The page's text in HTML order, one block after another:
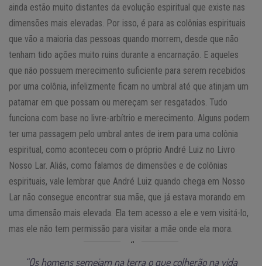
ainda estão muito distantes da evolução espiritual que existe nas
dimensões mais elevadas. Por isso, é para as colônias espirituais
que vão a maioria das pessoas quando morrem, desde que não
tenham tido ações muito ruins durante a encarnação. E aqueles
que não possuem merecimento suficiente para serem recebidos
por uma colônia, infelizmente ficam no umbral até que atinjam um
patamar em que possam ou mereçam ser resgatados. Tudo
funciona com base no livre-arbítrio e merecimento. Alguns podem
ter uma passagem pelo umbral antes de irem para uma colônia
espiritual, como aconteceu com o próprio André Luiz no Livro
Nosso Lar. Aliás, como falamos de dimensões e de colônias
espirituais, vale lembrar que André Luiz quando chega em Nosso
Lar não consegue encontrar sua mãe, que já estava morando em
uma dimensão mais elevada. Ela tem acesso a ele e vem visitá-lo,
mas ele não tem permissão para visitar a mãe onde ela mora.
“Os homens semeiam na terra o que colherão na vida